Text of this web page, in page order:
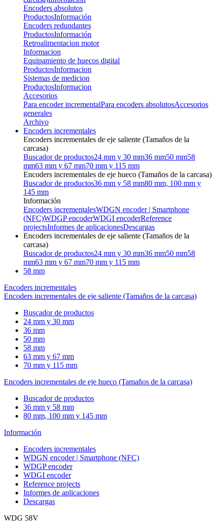
Encoders absolutos
ProductosInformación
Encoders redundantes
ProductosInformación
Retroalimentacion motor
Informacion
Equipamiento de huecos digital
ProductosInformacion
Sistemas de medicion
ProductosInformacion
Accesorios
Para encoder incrementalPara encoders absolutosAccesorios
generales
Archivo
Encoders incrementales
Encoders incrementales de eje saliente (Tamaños de la
carcasa)
Buscador de productos24 mm y 30 mm36 mm50 mm58
mm63 mm y 67 mm70 mm y 115 mm
Encoders incrementales de eje hueco (Tamaños de la carcasa)
Buscador de productos36 mm y 58 mm80 mm, 100 mm y
145 mm
Información
Encoders incrementalesWDGN encoder | Smartphone
(NFC)WDGP encoderWDGI encoderReference
projectsInformes de aplicacionesDescargas
Encoders incrementales de eje saliente (Tamaños de la
carcasa)
Buscador de productos24 mm y 30 mm36 mm50 mm58
mm63 mm y 67 mm70 mm y 115 mm
58 mm
Encoders incrementales
Encoders incrementales de eje saliente (Tamaños de la carcasa)
Buscador de productos
24 mm y 30 mm
36 mm
50 mm
58 mm
63 mm y 67 mm
70 mm y 115 mm
Encoders incrementales de eje hueco (Tamaños de la carcasa)
Buscador de productos
36 mm y 58 mm
80 mm, 100 mm y 145 mm
Información
Encoders incrementales
WDGN encoder | Smartphone (NFC)
WDGP encoder
WDGI encoder
Reference projects
Informes de aplicaciones
Descargas
WDG 58V